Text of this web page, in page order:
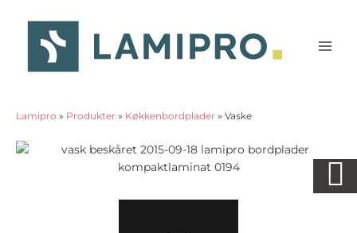
indholdet
Lamipro » Produkter » Køkkenbordplader » Vaske